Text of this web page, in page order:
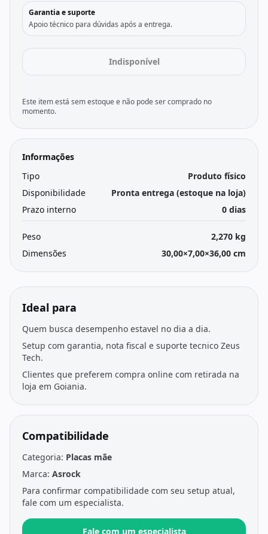
Garantia e suporte
Apoio técnico para dúvidas após a entrega.
Indisponível
Este item está sem estoque e não pode ser comprado no
momento.
Informações
Tipo
Produto físico
Disponibilidade
Pronta entrega (estoque na loja)
Prazo interno
0 dias
Peso
2,270 kg
Dimensões
30,00×7,00×36,00 cm
Ideal para
Quem busca desempenho estavel no dia a dia.
Setup com garantia, nota fiscal e suporte tecnico Zeus
Tech.
Clientes que preferem compra online com retirada na
loja em Goiania.
Compatibilidade
Categoria: Placas mãe
Marca: Asrock
Para confirmar compatibilidade com seu setup atual,
fale com um especialista.
Fale com um especialista